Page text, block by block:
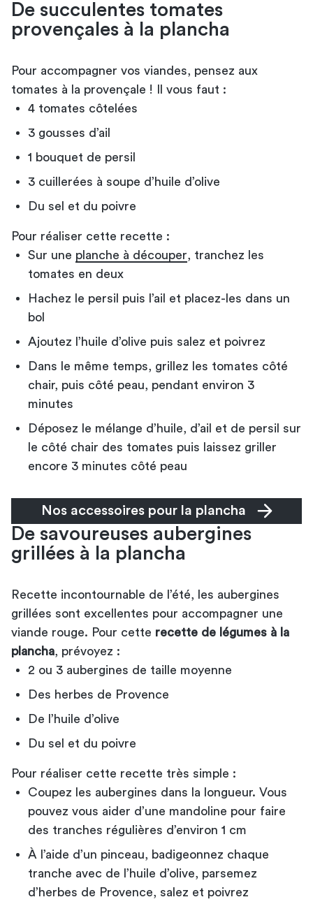
De succulentes tomates
provençales à la plancha
Pour accompagner vos viandes, pensez aux
tomates à la provençale ! Il vous faut :
4 tomates côtelées
3 gousses d’ail
1 bouquet de persil
3 cuillerées à soupe d’huile d’olive
Du sel et du poivre
Pour réaliser cette recette :
Sur une planche à découper , tranchez les
tomates en deux
Hachez le persil puis l’ail et placez-les dans un
bol
Ajoutez l’huile d’olive puis salez et poivrez
Dans le même temps, grillez les tomates côté
chair, puis côté peau, pendant environ 3
minutes
Déposez le mélange d’huile, d’ail et de persil sur
le côté chair des tomates puis laissez griller
encore 3 minutes côté peau
Nos accessoires pour la plancha
De savoureuses aubergines
grillées à la plancha
Recette incontournable de l’été, les aubergines
grillées sont excellentes pour accompagner une
viande rouge. Pour cette recette de légumes à la
plancha , prévoyez :
2 ou 3 aubergines de taille moyenne
Des herbes de Provence
De l’huile d’olive
Du sel et du poivre
Pour réaliser cette recette très simple :
Coupez les aubergines dans la longueur. Vous
pouvez vous aider d’une mandoline pour faire
des tranches régulières d’environ 1 cm
À l’aide d’un pinceau, badigeonnez chaque
tranche avec de l’huile d’olive, parsemez
d’herbes de Provence, salez et poivrez